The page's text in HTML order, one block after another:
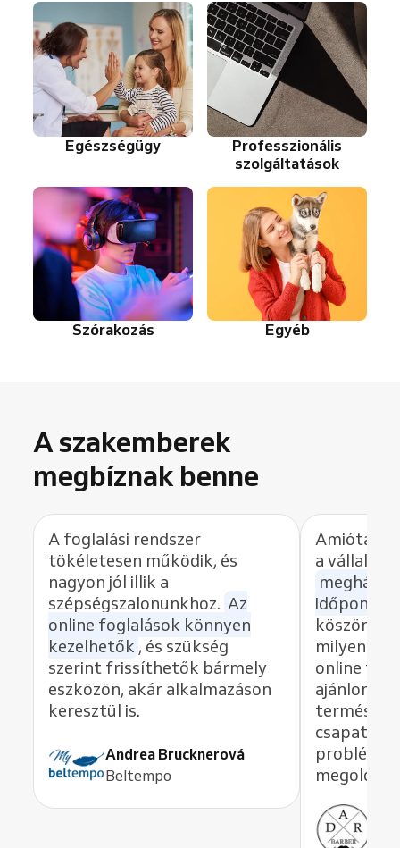
Egészségügy
Professzionális
szolgáltatások
Szórakozás Egyéb
A szakemberek
megbíznak benne
A foglalási rendszer
tökéletesen működik, és
nagyon jól illik a
szépségszalonunkhoz. Az
online foglalások könnyen
kezelhetők , és szükség
szerint frissíthetők bármely
eszközön, akár alkalmazáson
keresztül is.
Andrea Brucknerová
Beltempo
Amióta a
a
időpontok
milyen
online
ajánlom
csapatot